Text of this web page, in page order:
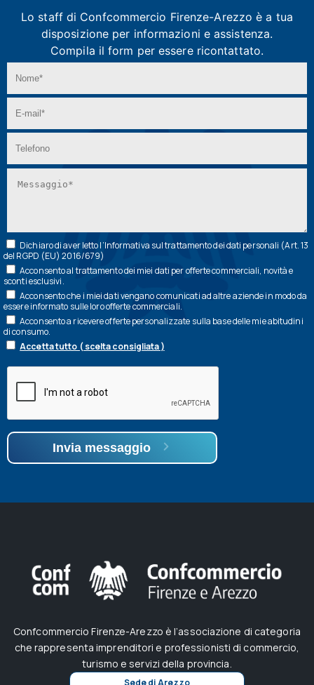
Lo staff di Confcommercio Firenze-Arezzoè a tua
disposizione per informazioni e assistenza.
Compila il form per essere ricontattato.
Dichiaro di aver letto l’Informativa sul trattamento dei dati personali (Art. 13
del RGPD (EU) 2016/679)
Acconsento al trattamento dei miei dati per offerte commerciali, novità e
sconti esclusivi.
Acconsento che i miei dati vengano comunicati ad altre aziende in modo da
essere informato sulle loro offerte commerciali.
Acconsento a ricevere offerte personalizzate sulla base delle mie abitudini
di consumo.
Accetta tutto ( scelta consigliata )
Invia messaggio
Confcommercio Firenze-Arezzo è l’associazione di categoria
che rappresenta imprenditori e professionisti di commercio,
turismo e servizi della provincia.
Sede di Arezzo